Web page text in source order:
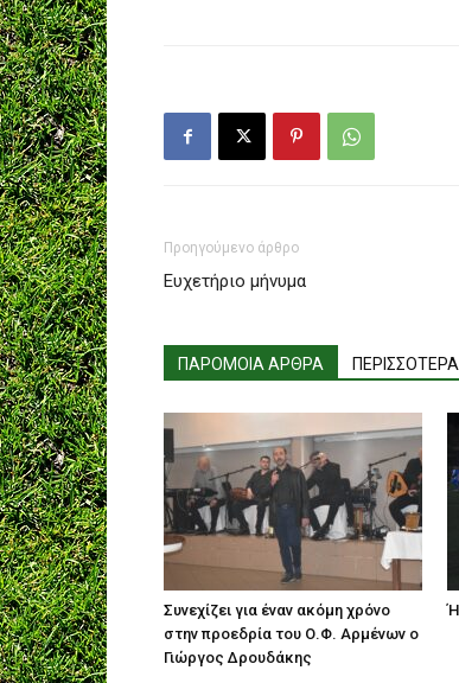
Προηγούμενο άρθρο
Ευχετήριο μήνυμα
ΠΑΡΟΜΟΙΑ ΑΡΘΡΑ
Συνεχίζει για έναν ακόμη χρόνο
στην προεδρία του Ο.Φ. Αρμένων ο
Γιώργος Δρουδάκης